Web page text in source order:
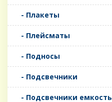
- Плакеты
- Плейсматы
- Подносы
- Подсвечники
- Подсвечники емкость